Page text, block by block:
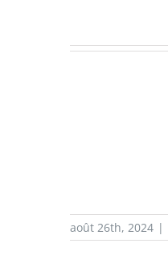
août 26th, 2024 |